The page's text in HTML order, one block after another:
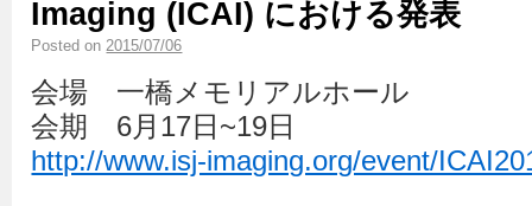
Imaging (ICAI) における発表
Posted on 2015/07/06
会場 一橋メモリアルホール
会期 6月17日~19日
http://www.isj-imaging.org/event/